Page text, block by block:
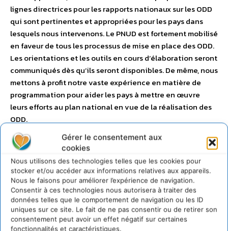
Gérer le consentement aux
cookies
Nous utilisons des technologies telles que les cookies pour
stocker et/ou accéder aux informations relatives aux appareils.
Nous le faisons pour améliorer l’expérience de navigation.
Consentir à ces technologies nous autorisera à traiter des
données telles que le comportement de navigation ou les ID
uniques sur ce site. Le fait de ne pas consentir ou de retirer son
consentement peut avoir un effet négatif sur certaines
fonctionnalités et caractéristiques.
lignes directrices pour les rapports nationaux sur les ODD
qui sont pertinentes et appropriées pour les pays dans
lesquels nous intervenons. Le PNUD est fortement mobilisé
en faveur de tous les processus de mise en place des ODD.
Les orientations et les outils en cours d’élaboration seront
communiqués dès qu’ils seront disponibles. De même, nous
mettons à profit notre vaste expérience en matière de
programmation pour aider les pays à mettre en œuvre
leurs efforts au plan national en vue de la réalisation des
ODD.